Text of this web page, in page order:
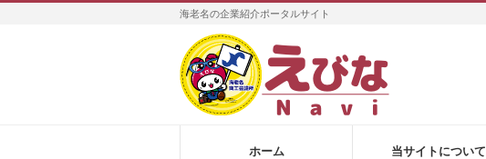
海老名の企業紹介ポータルサイト
ホーム 当サイトについて